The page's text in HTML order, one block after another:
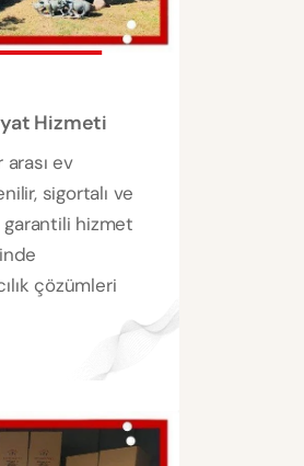
Hizmeti
ev
sigortalı ve
hizmet
çözümleri